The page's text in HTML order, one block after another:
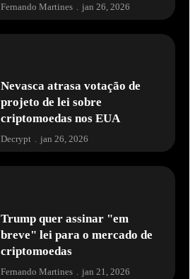
Fernando Martines jan 26, 2026
Nevasca atrasa votação de
projeto de lei sobre
criptomoedas nos EUA
Decrypt . jan 26, 2026
Trump quer assinar "em
breve" lei para o mercado de
criptomoedas
Fernando Martines jan 21, 2026